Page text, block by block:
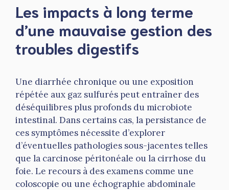
Les impacts à long terme
d’une mauvaise gestion des
troubles digestifs
Une diarrhée chronique ou une exposition
répétée aux gaz sulfurés peut entraîner des
déséquilibres plus profonds du microbiote
intestinal. Dans certains cas, la persistance de
ces symptômes nécessite d’explorer
d’éventuelles pathologies sous-jacentes telles
que la carcinose péritonéale ou la cirrhose du
foie. Le recours à des examens comme une
coloscopie ou une échographie abdominale